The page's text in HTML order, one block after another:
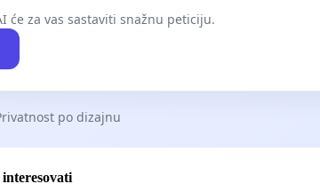
će za vas sastaviti snažnu peticiju.
po dizajnu